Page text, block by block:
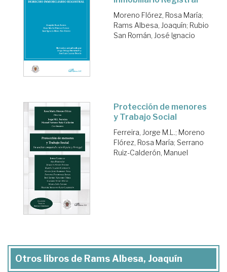
Moreno Flórez, Rosa María;
Rams Albesa, Joaquín; Rubio
San Román, José Ignacio
Protección de menores
y Trabajo Social
Ferreira, Jorge M.L.; Moreno
Flórez, Rosa María; Serrano
Ruiz-Calderón, Manuel
Otros libros de Rams Albesa, Joaquín